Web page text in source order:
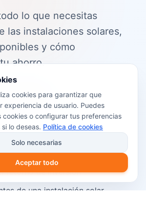
lo que necesitas
las instalaciones solares,
y cómo
ahorro.
de la guía:
el autoconsumo
disponibles en
retorno de inversión
de una instalación solar
cookies para garantizar que
experiencia de usuario. Puedes
cookies o configurar tus preferencias
lo deseas. Política de cookies
Solo necesarias
Aceptar todo